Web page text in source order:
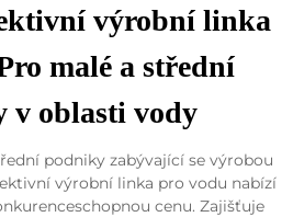
výrobní linka
malé a střední
v oblasti vody
podniky zabývající se výrobou
výrobní linka pro vodu nabízí
cenu. Zajišťuje